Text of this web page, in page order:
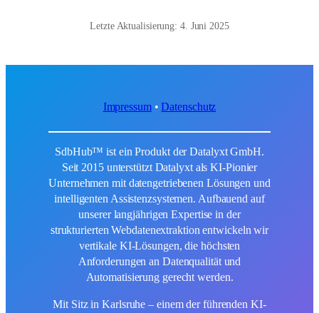
Letzte Aktualisierung: 4. Juni 2025
Impressum•Datenschutz
SdbHub™ ist ein Produkt der Datalyxt GmbH.
Seit 2015 unterstützt Datalyxt als KI-Pionier
Unternehmen mit datengetriebenen Lösungen und
intelligenten Assistenzsystemen. Aufbauend auf
unserer langjährigen Expertise in der
strukturierten Webdatenextraktion entwickeln wir
vertikale KI-Lösungen, die höchsten
Anforderungen an Datenqualität und
Automatisierung gerecht werden.
Mit Sitz in Karlsruhe – einem der führenden KI-